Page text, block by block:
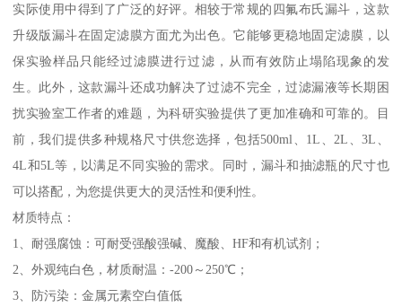
实际使用中得到了广泛的好评。相较于常规的四氟布氏漏斗，这款
升级版漏斗在固定滤膜方面尤为出色。它能够更稳地固定滤膜，以
保实验样品只能经过滤膜进行过滤，从而有效防止塌陷现象的发
生。此外，这款漏斗还成功解决了过滤不完全，过滤漏液等长期困
扰实验室工作者的难题，为科研实验提供了更加准确和可靠的。目
前，我们提供多种规格尺寸供您选择，包括500ml、1L、2L、3L、
4L和5L等，以满足不同实验的需求。同时，漏斗和抽滤瓶的尺寸也
可以搭配，为您提供更大的灵活性和便利性。
材质特点：
1、耐强腐蚀：可耐受强酸强碱、魔酸、HF和有机试剂；
2、外观纯白色，材质耐温：-200～250℃；
3、防污染：金属元素空白值低